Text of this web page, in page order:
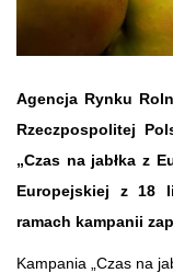
Agencja Rynku
Rzeczpospolitej
„Czas na jabłka z
Europejskiej z 18
ramach kampanii
Kampania „Czas na